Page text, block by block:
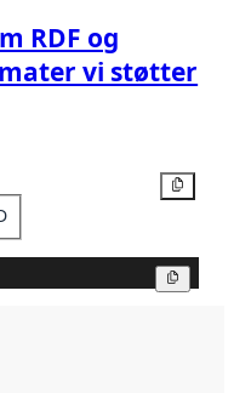
RDF og
vi støtter